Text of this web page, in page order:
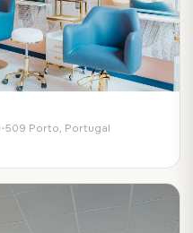
509 Porto, Portugal